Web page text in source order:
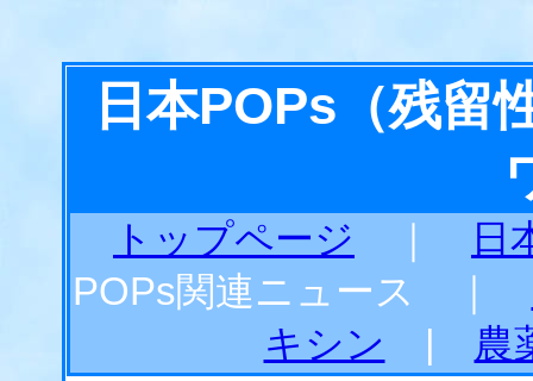
日本POPs（残留
トップページ
日
POPs関連ニュース ｜
キシン
農